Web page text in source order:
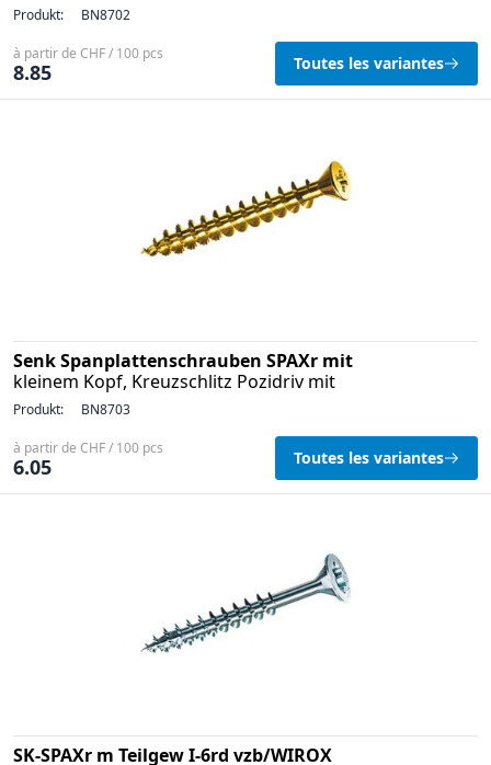
Produkt: BN8702
à partir de CHF / 100 pcs
8.85 Toutes les variantes
Senk Spanplattenschrauben SPAXr mit
kleinem Kopf, Kreuzschlitz Pozidriv mit
Produkt: BN8703
à partir de CHF / 100 pcs
6.05 Toutes les variantes
SK-SPAXr m Teilgew I-6rd vzb/WIROX